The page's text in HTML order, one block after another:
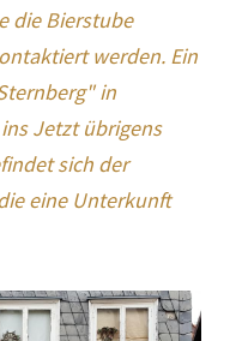
die Bierstube
werden. Ein
in
Jetzt übrigens
sich der
eine Unterkunft